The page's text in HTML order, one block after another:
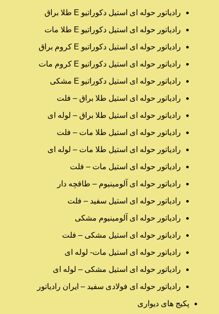
رادیاتور حوله ای استیل دکوراتیو E طلا براق
رادیاتور حوله ای استیل دکوراتیو E طلا مات
رادیاتور حوله ای استیل دکوراتیو E کروم براق
رادیاتور حوله ای استیل دکوراتیو E کروم مات
رادیاتور حوله ای استیل دکوراتیو E مشکی
رادیاتور حوله ای استیل طلا براق – فلت
رادیاتور حوله ای استیل طلا براق – لوله ای
رادیاتور حوله ای استیل طلا مات – فلت
رادیاتور حوله ای استیل طلا مات – لوله ای
رادیاتور حوله ای استیل مات – فلت
رادیاتور حوله ای آلومینیوم – طاقچه دار
رادیاتور حوله ای استیل سفید – فلت
رادیاتور حوله ای آلومینیوم مشکی
رادیاتور حوله ای استیل مشکی – فلت
رادیاتور حوله ای استیل مات- لوله ای
رادیاتور حوله ای استیل مشکی – لوله ای
رادیاتور حوله ای فولادی سفید – ایران رادیاتور
پکیج های دیواری